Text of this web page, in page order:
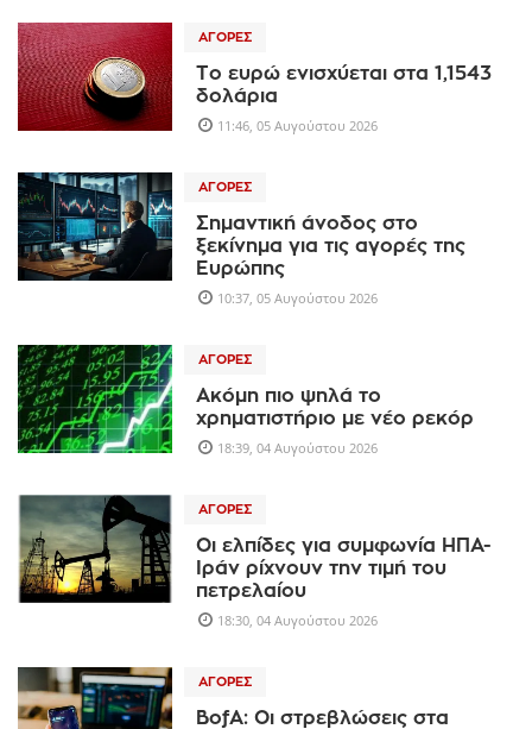
ΑΓΟΡΈΣ
Το ευρώ ενισχύεται στα 1,1543
δολάρια
11:46, 05 Αυγούστου 2026
ΑΓΟΡΈΣ
Σημαντική άνοδος στο
ξεκίνημα για τις αγορές της
Ευρώπης
10:37, 05 Αυγούστου 2026
ΑΓΟΡΈΣ
Ακόμη πιο ψηλά το
χρηματιστήριο με νέο ρεκόρ
18:39, 04 Αυγούστου 2026
ΑΓΟΡΈΣ
Οι ελπίδες για συμφωνία ΗΠΑ-
Ιράν ρίχνουν την τιμή του
πετρελαίου
18:30, 04 Αυγούστου 2026
ΑΓΟΡΈΣ
BofA: Οι στρεβλώσεις στα